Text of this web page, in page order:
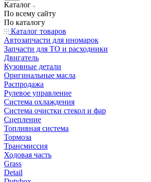
Каталог
По всему сайту
По каталогу
Каталог товаров
Автозапчасти для иномарок
Запчасти для ТО и расходники
Двигатель
Кузовные детали
Оригинальные масла
Распродажа
Рулевое управление
Система охлаждения
Система очистки стекол и фар
Сцепление
Топливная система
Тормоза
Трансмиссия
Ходовая часть
Grass
Detail